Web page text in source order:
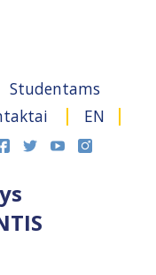
Studentams
EN